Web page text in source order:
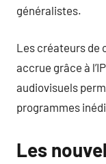
généralistes.
Les créateurs de
accrue grâce à
audiovisuels
programmes
Les